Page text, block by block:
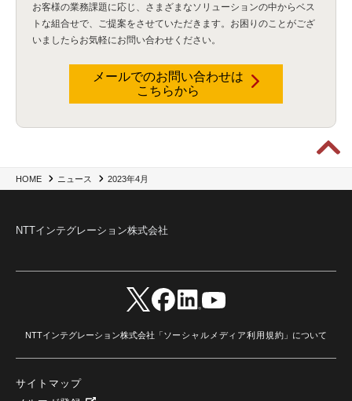
HOME ニュース 2023年4月
お客様の業務課題に応じ、さまざまなソリューションの中からベス
トな組合せで、
ご提案をさせていただきます。お困りのことがござ
いましたらお気軽にお問い合わせください。
メールでのお問い合わせは
こちらから
NTTインテグレーション株式会社
NTTインテグレーション株式会社「ソーシャルメディア利用規約 」について
サイトマップ